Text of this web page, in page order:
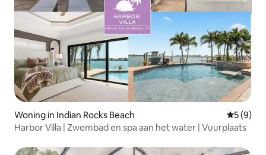
Woning in Indian Rocks Beach
5 (9)
Harbor Villa | Zwembad en spa aan het water | Vuurplaats